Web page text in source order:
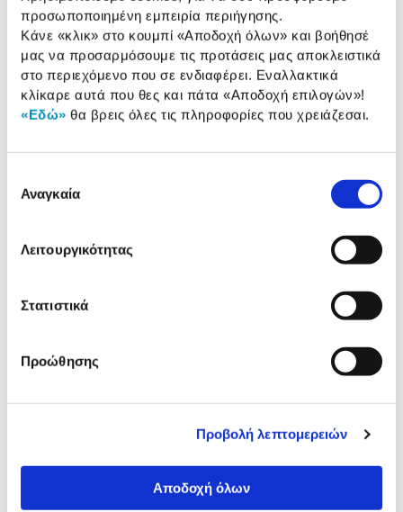
προσωποποιημένη εμπειρία περιήγησης.
Κάνε «κλικ» στο κουμπί «Αποδοχή όλων» και βοήθησέ
μας να προσαρμόσουμε τις προτάσεις μας αποκλειστικά
στο περιεχόμενο που σε ενδιαφέρει. Εναλλακτικά
κλίκαρε αυτά που θες και πάτα «Αποδοχή επιλογών»!
«Εδώ» θα βρεις όλες τις πληροφορίες που χρειάζεσαι.
συγκατάθεσης
Αναγκαία
Λειτουργικότητας
Στατιστικά
Προώθησης
Προβολή λεπτομερειών
Αποδοχή όλων
Συνδύασέτο με
159,00 €
Προσθήκη